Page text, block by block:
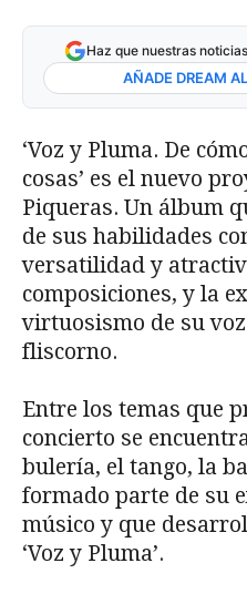
Haz que nuestras
AÑADE DREAM
‘Voz y Pluma. De
cosas’ es el nuevo
Piqueras. Un álbum
de sus habilidades
versatilidad y
composiciones, y la
virtuosismo de su
fliscorno.
Entre los temas que
concierto se
bulería, el tango, la
formado parte de su
músico y que
‘Voz y Pluma’.